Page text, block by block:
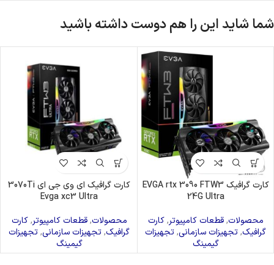
شما شاید این را هم دوست داشته باشید
کارت گرافیک EVGA rtx 3090 FTW3
24G Ultra
محصولات,قطعات کامپیوتر,کارت
گرافیک,تجهیزات سازمانی,تجهیزات
گیمینگ
کارت گرافیک ای وی جی ای 3070Ti
Evga xc3 Ultra
محصولات,قطعات کامپیوتر,کارت
گرافیک,تجهیزات سازمانی,تجهیزات
گیمینگ